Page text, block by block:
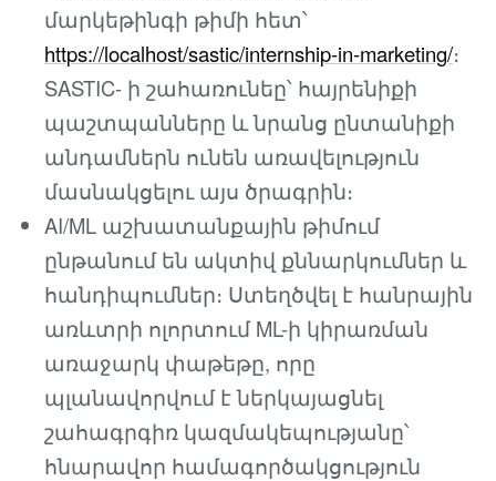
մարկեթինգի թիմի հետ՝
https://localhost/sastic/internship-in-marketing/։
SASTIC- ի շահառունեը՝ հայրենիքի
պաշտպանները և նրանց ընտանիքի
անդամներն ունեն առավելություն
մասնակցելու այս ծրագրին։
AI/ML աշխատանքային թիմում
ընթանում են ակտիվ քննարկումներ և
հանդիպումներ։ Ստեղծվել է հանրային
առևտրի ոլորտում ML-ի կիրառման
առաջարկ փաթեթը, որը
պլանավորվում է ներկայացնել
շահագրգիռ կազմակեպությանը՝
հնարավոր համագործակցություն